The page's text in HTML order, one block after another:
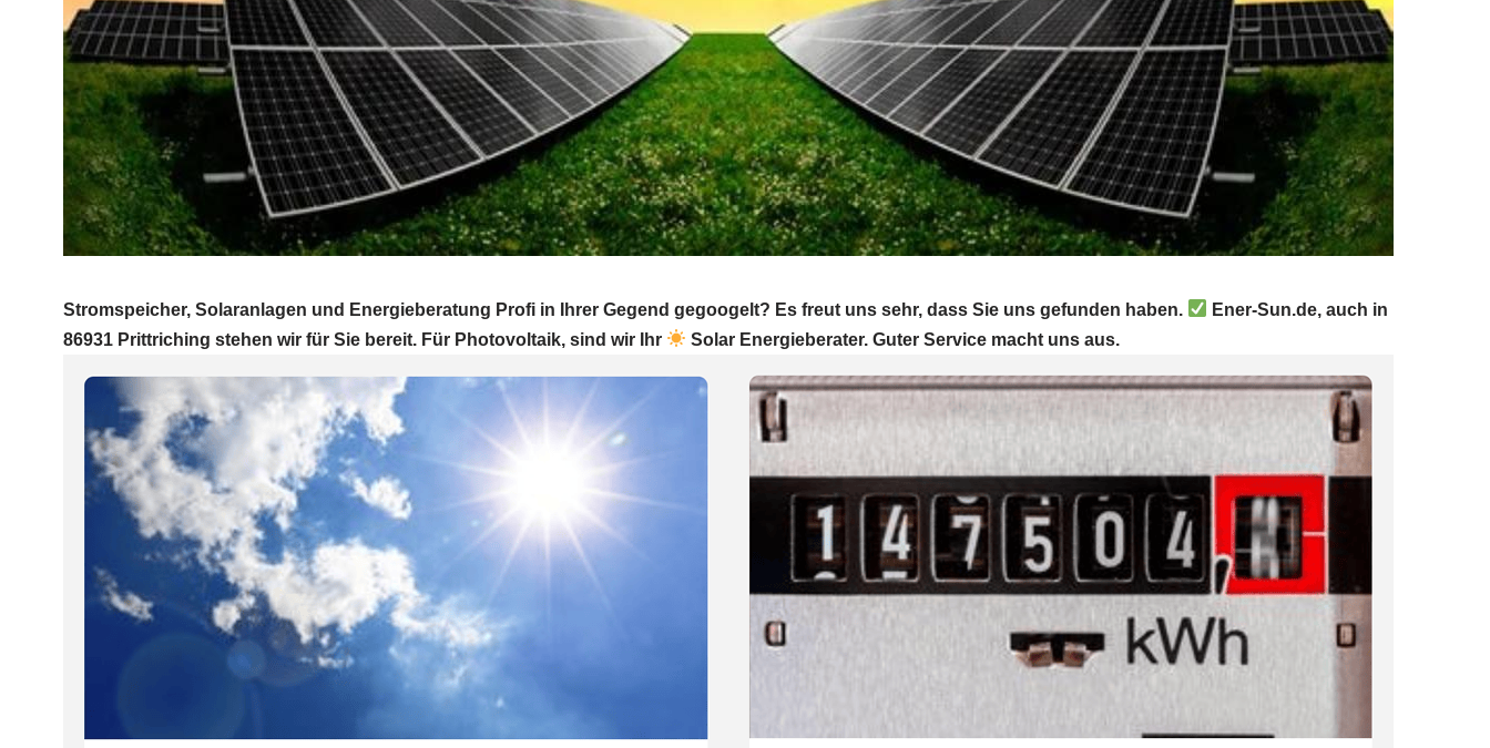
Stromspeicher, Solaranlagen und Energieberatung Profi in Ihrer Gegend gegoogelt? Es freut uns sehr, dass Sie uns gefunden haben.
Ener-Sun.de, auch in
86931 Prittriching stehen wir für Sie bereit. Für Photovoltaik, sind wir Ihr
Solar Energieberater. Guter Service macht uns aus.